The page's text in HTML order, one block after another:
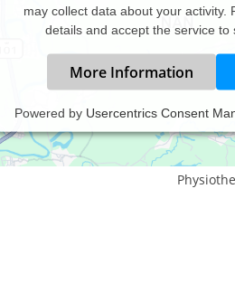
may collect data about your activity.
details and accept the service to
More Information
Powered by Usercentrics Consent
Medizin, Heilkunde